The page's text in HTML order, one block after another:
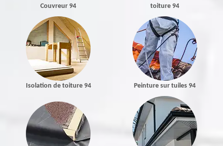
Couvreur 94
toiture 94
Isolation de toiture 94 Peinture sur tuiles 94